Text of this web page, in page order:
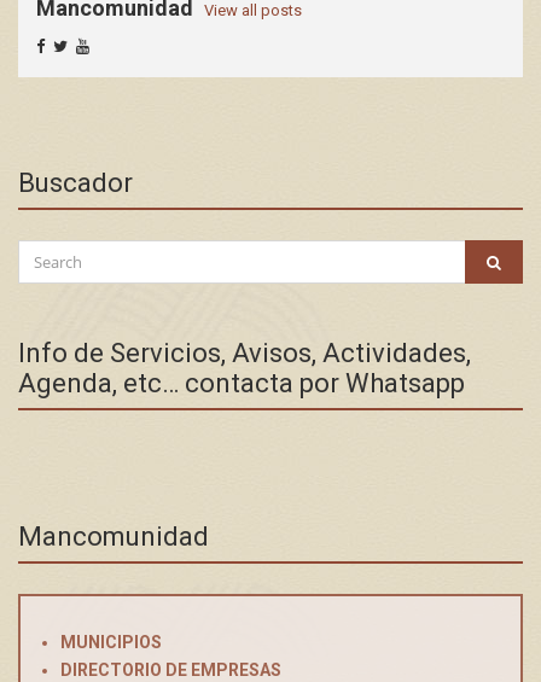
Mancomunidad View all posts
Buscador
Search
for:
Info de Servicios, Avisos, Actividades,
Agenda, etc… contacta por Whatsapp
Mancomunidad
MUNICIPIOS
DIRECTORIO DE EMPRESAS